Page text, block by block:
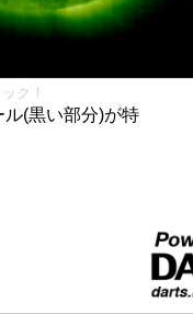
ク！
(黒い部分)が特